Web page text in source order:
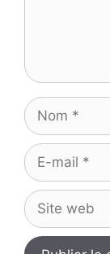
Nom
E-
mail
Site
web